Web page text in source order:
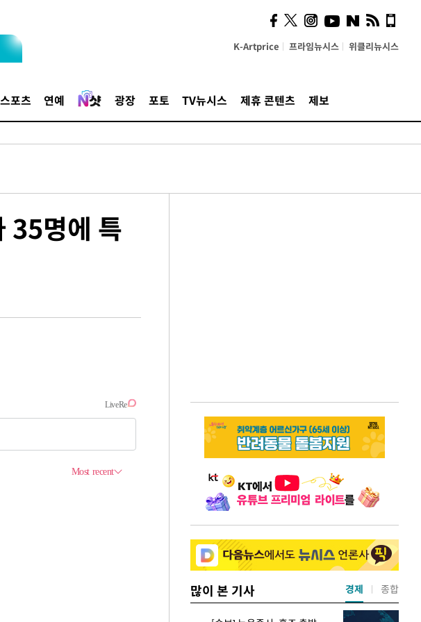
K-Artprice 프라임뉴시스 위클리뉴시스
스포츠 연예 광장 포토 TV뉴시스 제휴 콘텐츠 제보
35명에 특
많이 본 기사 경제 종합